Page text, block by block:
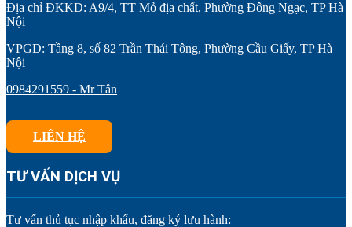
Địa chỉ ĐKKD: A9/4, TT Mỏ địa chất, Phường Đông Ngạc, TP Hà
Nội
VPGD: Tầng 8, số 82 Trần Thái Tông, Phường Cầu Giấy, TP Hà
Nội
0984291559 - Mr Tân
LIÊN HỆ
TƯ VẤN DỊCH VỤ
Tư vấn thủ tục nhập khẩu, đăng ký lưu hành: